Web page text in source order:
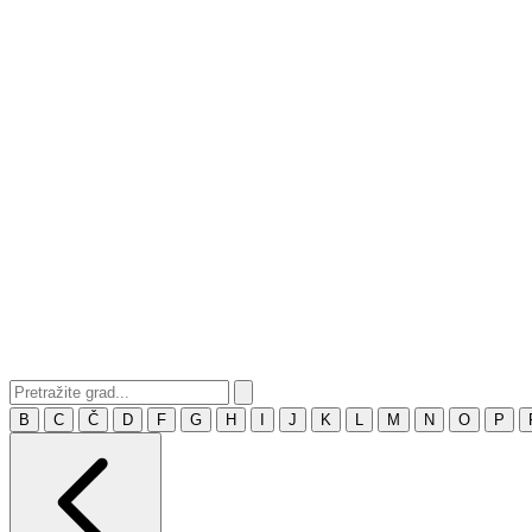
B C Č D F G H J K M N O P